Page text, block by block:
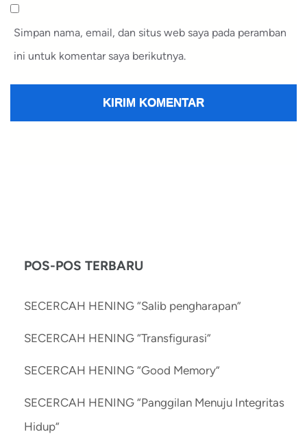
Simpan nama, email, dan situs web saya pada peramban
ini untuk komentar saya berikutnya.
POS-POS TERBARU
SECERCAH HENING “Salib pengharapan”
SECERCAH HENING “Transfigurasi”
SECERCAH HENING “Good Memory”
SECERCAH HENING “Panggilan Menuju Integritas
Hidup”